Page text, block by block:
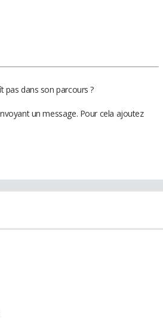
pas dans son parcours ?
un message. Pour cela ajoutez